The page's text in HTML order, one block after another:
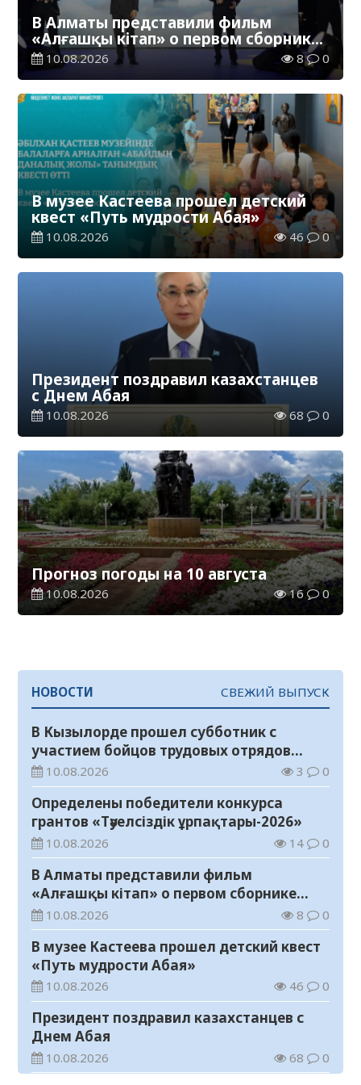
В Алматы представили фильм
«Алғашқы кітап» о первом сборнике
произведений Абая
10.08.2026 8 0
В музее Кастеева прошел детский
квест «Путь мудрости Абая»
10.08.2026 46 0
Президент поздравил казахстанцев
с Днем Абая
10.08.2026 68 0
Прогноз погоды на 10 августа
10.08.2026 16 0
НОВОСТИ СВЕЖИЙ ВЫПУСК
В Кызылорде прошел субботник с
участием бойцов трудовых отрядов
«Жасыл ел»
10.08.2026 3 0
Определены победители конкурса
грантов «Тәуелсіздік ұрпақтары-2026»
10.08.2026 14 0
В Алматы представили фильм
«Алғашқы кітап» о первом сборнике
произведений Абая
10.08.2026 8 0
В музее Кастеева прошел детский квест
«Путь мудрости Абая»
10.08.2026 46 0
Президент поздравил казахстанцев с
Днем Абая
10.08.2026 68 0